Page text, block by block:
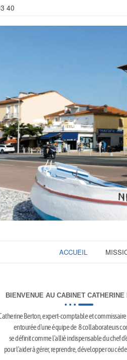
40
ACCUEIL
BIENVENUE AU CABINET CATHERINE
Berton, expert-comptable et commissaire
entourée d'une équipe de 8 collaborateurs
se définit comme l'allié indispensable du chef
pour l'aider à gérer, reprendre, développer ou